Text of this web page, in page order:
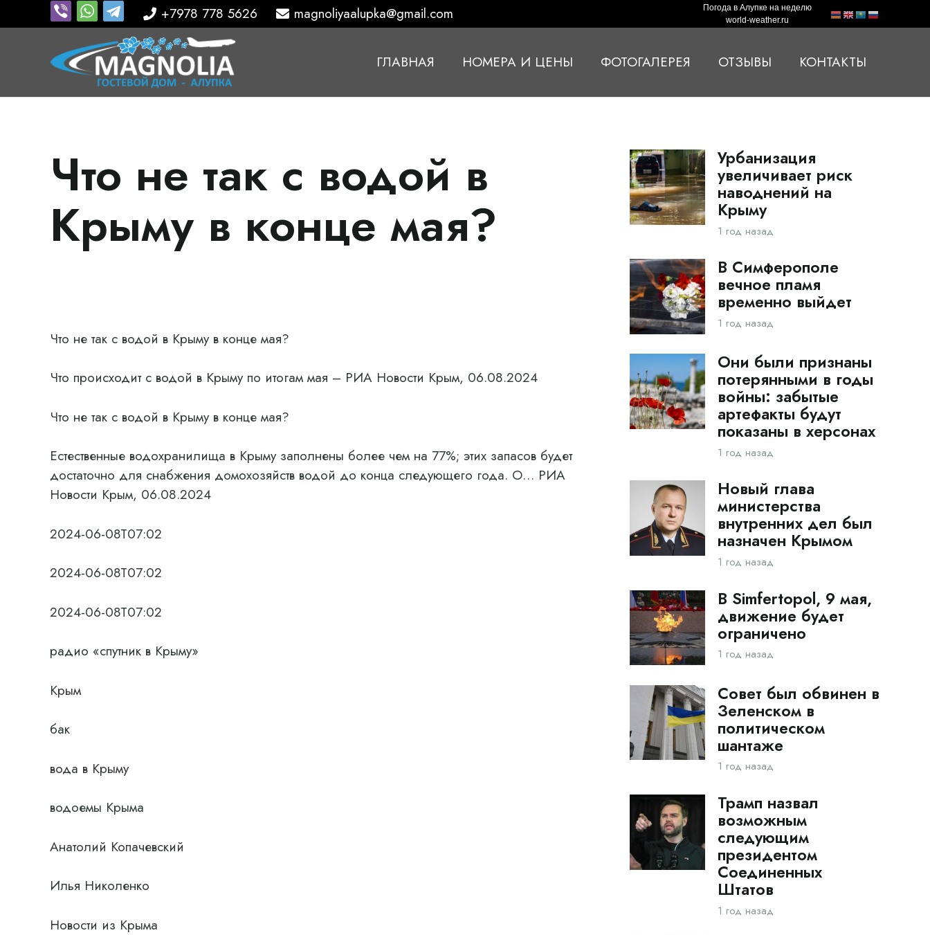
+7978 778 5626 magnoliyaalupka@gmail.com
Погода в Алупке на неделю
world-weather.ru
ГЛАВНАЯ НОМЕРА И ЦЕНЫ ФОТОГАЛЕРЕЯ ОТЗЫВЫ КОНТАКТЫ
Что не так с водой в
Крыму в конце мая?
Что не так с водой в Крыму в конце мая?
Что происходит с водой в Крыму по итогам мая – РИА Новости Крым, 06.08.2024
Что не так с водой в Крыму в конце мая?
Естественные водохранилища в Крыму заполнены более чем на 77%; этих запасов будет
достаточно для снабжения домохозяйств водой до конца следующего года. О… РИА
Новости Крым, 06.08.2024
2024-06-08T07:02
2024-06-08T07:02
2024-06-08T07:02
радио «спутник в Крыму»
Крым
бак
вода в Крыму
водоемы Крыма
Анатолий Копачевский
Илья Николенко
Новости из Крыма
Урбанизация
увеличивает риск
наводнений на
Крыму
1 год назад
В Симферополе
вечное пламя
временно выйдет
1 год назад
Они были признаны
потерянными в годы
войны: забытые
артефакты будут
показаны в херсонах
1 год назад
Новый глава
министерства
внутренних дел был
назначен Крымом
1 год назад
В Simfertopol, 9 мая,
движение будет
ограничено
1 год назад
Совет был обвинен в
Зеленском в
политическом
шантаже
1 год назад
Трамп назвал
возможным
следующим
президентом
Соединенных
Штатов
1 год назад